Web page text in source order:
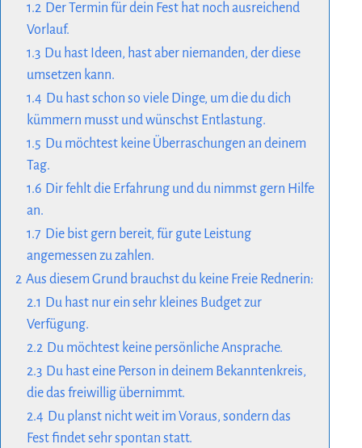
1.2 Der Termin für dein Fest hat noch ausreichend
Vorlauf.
1.3 Du hast Ideen, hast aber niemanden, der diese
umsetzen kann.
1.4 Du hast schon so viele Dinge, um die du dich
kümmern musst und wünschst Entlastung.
1.5 Du möchtest keine Überraschungen an deinem
Tag.
1.6 Dir fehlt die Erfahrung und du nimmst gern Hilfe
an.
1.7 Die bist gern bereit, für gute Leistung
angemessen zu zahlen.
2 Aus diesem Grund brauchst du keine Freie Rednerin:
2.1 Du hast nur ein sehr kleines Budget zur
Verfügung.
2.2 Du möchtest keine persönliche Ansprache.
2.3 Du hast eine Person in deinem Bekanntenkreis,
die das freiwillig übernimmt.
2.4 Du planst nicht weit im Voraus, sondern das
Fest findet sehr spontan statt.